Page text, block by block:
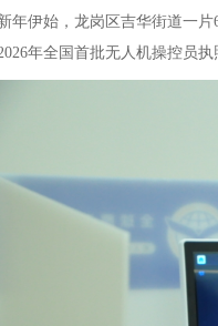
年伊始，龙岗区吉华街道一
年全国首批无人机操控员